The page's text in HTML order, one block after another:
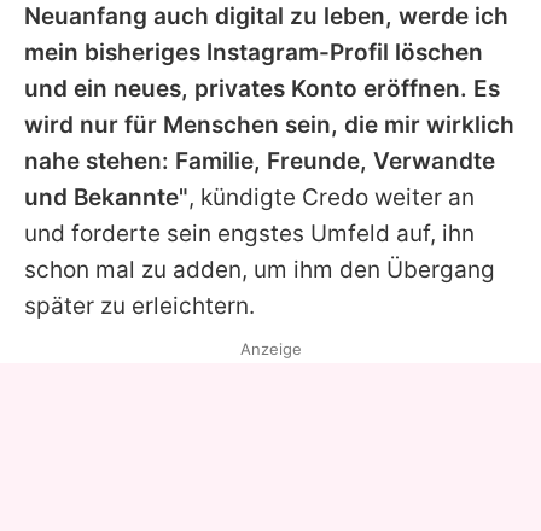
Neuanfang auch digital zu leben, werde ich
mein bisheriges Instagram-Profil löschen
und ein neues, privates Konto eröffnen. Es
wird nur für Menschen sein, die mir wirklich
nahe stehen: Familie, Freunde, Verwandte
und Bekannte", kündigte Credo weiter an
und forderte sein engstes Umfeld auf, ihn
schon mal zu adden, um ihm den Übergang
später zu erleichtern.
Anzeige